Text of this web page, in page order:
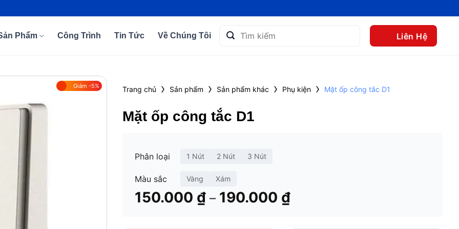
Phẩm Công Trình Tin Tức Về Chúng Tôi
Tìm
kiếm:
Liên Hệ
Giảm -5% Trang chủ › Sản phẩm › Sản phẩm khác › Phụ kiện › Mặt ốp công tắc D1
Mặt ốp công tắc D1
Phân loại 1 Nút 2 Nút 3 Nút
Màu sắc Vàng Xám
150.000 ₫ – 190.000 ₫Khoảng